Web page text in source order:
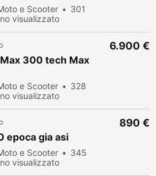
e Scooter
301
visualizzato
300 tech Max
e Scooter
328
visualizzato
6.900 €
epoca gia asi
e Scooter
345
visualizzato
890 €